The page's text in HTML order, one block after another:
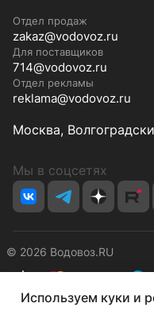
Отдел продаж
zakaz@vodovoz.ru
Для поставщиков
714@vodovoz.ru
Отдел рекламы
reklama@vodovoz.ru
Москва,
Мы в соцсетях
© 2026 Водовоз.RU
Конфиденциальность
Используем куки и